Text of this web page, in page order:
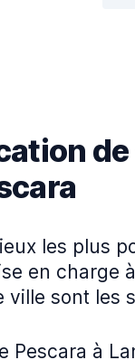
les plus
en charge
ville sont les
Pescara à